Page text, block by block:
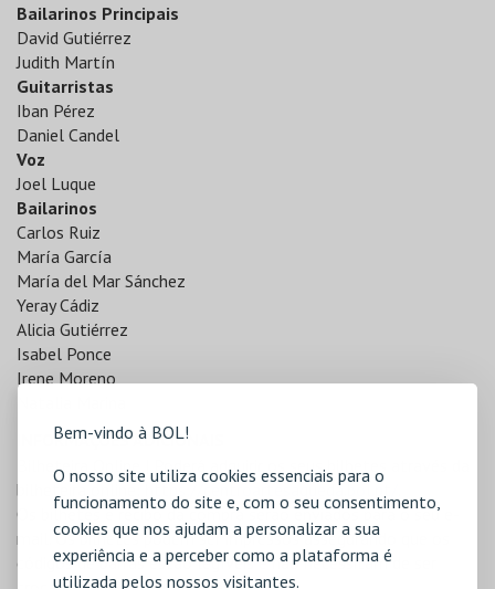
Bem-vindo à BOL!
O nosso site utiliza cookies essenciais para o
funcionamento do site e, com o seu consentimento,
cookies que nos ajudam a personalizar a sua
experiência e a perceber como a plataforma é
utilizada pelos nossos visitantes.
Bailarinos Principais
David Gutiérrez
Judith Martín
Guitarristas
Iban Pérez
Daniel Candel
Voz
Joel Luque
Bailarinos
Carlos Ruiz
María García
María del Mar Sánchez
Yeray Cádiz
Alicia Gutiérrez
Isabel Ponce
Irene Moreno
INFORMAÇÕES ADICIONAIS
Bilheteira Online | Poderá adquirir os seus bilhetes através da
bilheteira online: https://centroartesagueda.bol.pt/
Os bilhetes e recibo da compra serão enviados para o seu e-
mail. Os bilhetes podem ser impressos assegurando que os
códigos de barras estão legíveis e não necessitam de ser